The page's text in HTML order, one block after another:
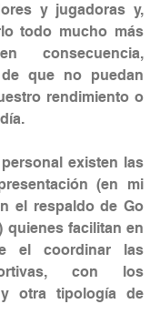
y jugadoras y,
todo mucho más
consecuencia,
que no puedan
rendimiento o
existen las
(en mi
el respaldo de Go
quienes facilitan en
el coordinar las
con los
y otra tipología de